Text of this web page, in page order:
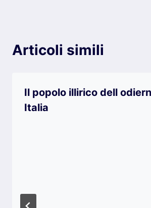
Articoli simili
Il popolo illirico dell
Italia